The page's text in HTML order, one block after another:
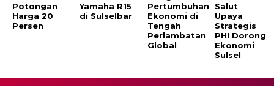
Potongan
Harga 20
Persen
Yamaha R15
di Sulselbar
Pertumbuhan
Ekonomi di
Tengah
Perlambatan
Global
Salut
Upaya
Strategis
PHI Dorong
Ekonomi
Sulsel